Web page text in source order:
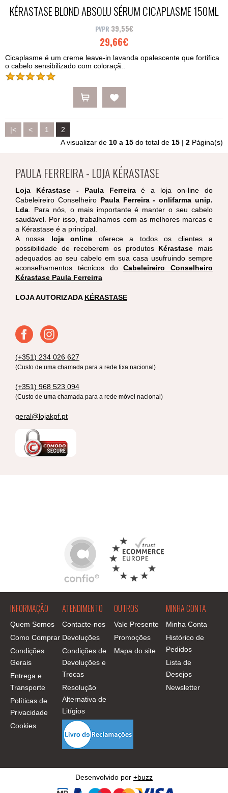
KÉRASTASE BLOND ABSOLU SÉRUM CICAPLASME 150ML
39,55€
29,66€
Cicaplasme é um creme leave-in lavanda opalescente que fortifica
o cabelo sensibilizado com coloraçã..
|< < 1
2
A visualizar de 10 a 15 do total de 15 | 2 Página(s)
PAULA FERREIRA - LOJA KÉRASTASE
Loja Kérastase - Paula Ferreiraé a loja on-line do
Cabeleireiro ConselheiroPaula Ferreira - onlifarma unip.
Lda. Para nós, o mais importante é manter o seu cabelo
saudável. Por isso, trabalhamos com as melhores marcas e
a Kérastase é a principal.
A nossa loja online oferece a todos os clientes a
possibilidade de receberem os produtos Kérastase mais
adequados ao seu cabelo em sua casa usufruindo sempre
aconselhamentos técnicos doCabeleireiro Conselheiro
Kérastase Paula Ferreirra
LOJA AUTORIZADA KÉRASTASE
(+351) 234 026 627
(Custo de uma chamada para a rede fixa nacional)
(+351) 968 523 094
(Custo de uma chamada para a rede móvel nacional)
geral@lojakpf.pt
INFORMAÇÃO
Quem Somos
Como Comprar
Condições
Gerais
Entrega e
Transporte
Políticas de
Privacidade
Cookies
ATENDIMENTO
Contacte-nos
Devoluções
Condições de
Devoluções e
Trocas
Resolução
Alternativa de
Litígios
OUTROS
Vale Presente
Promoções
Mapa do site
MINHA CONTA
Minha Conta
Histórico de
Pedidos
Lista de
Desejos
Newsletter
Desenvolvido por +buzz